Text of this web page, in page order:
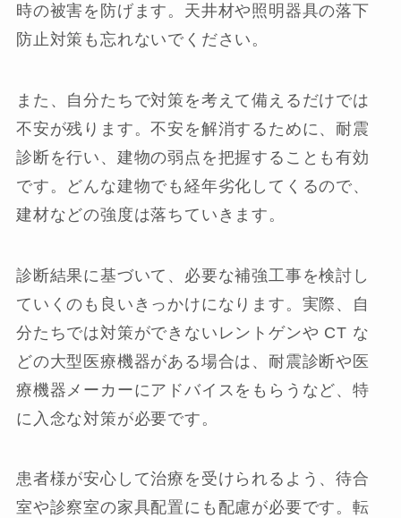
時の被害を防げます。天井材や照明器具の落下
防止対策も忘れないでください。
また、自分たちで対策を考えて備えるだけでは
不安が残ります。不安を解消するために、耐震
診断を行い、建物の弱点を把握することも有効
です。どんな建物でも経年劣化してくるので、
建材などの強度は落ちていきます。
診断結果に基づいて、必要な補強工事を検討し
ていくのも良いきっかけになります。実際、自
分たちでは対策ができないレントゲンや CT な
どの大型医療機器がある場合は、耐震診断や医
療機器メーカーにアドバイスをもらうなど、特
に入念な対策が必要です。
患者様が安心して治療を受けられるよう、待合
室や診察室の家具配置にも配慮が必要です。転